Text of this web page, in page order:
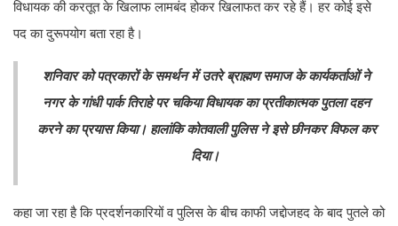
विधायक की करतूत के खिलाफ लामबंद होकर खिलाफत कर रहे हैं। हर कोई इसे
पद का दुरूपयोग बता रहा है।
शनिवार को पत्रकारों के समर्थन में उतरे ब्राह्मण समाज के कार्यकर्ताओं ने
नगर के गांधी पार्क तिराहे पर चकिया विधायक का प्रतीकात्मक पुतला दहन
करने का प्रयास किया। हालांकि कोतवाली पुलिस ने इसे छीनकर विफल कर
दिया।
कहा जा रहा है कि प्रदर्शनकारियों व पुलिस के बीच काफी जद्दोजहद के बाद पुतले को